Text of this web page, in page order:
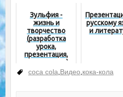
Зульфия -
жизнь и
творчество
(разработка
урока,
презентация,
стихи, тесты)
русскому
и
coca cola Видео кока-кола